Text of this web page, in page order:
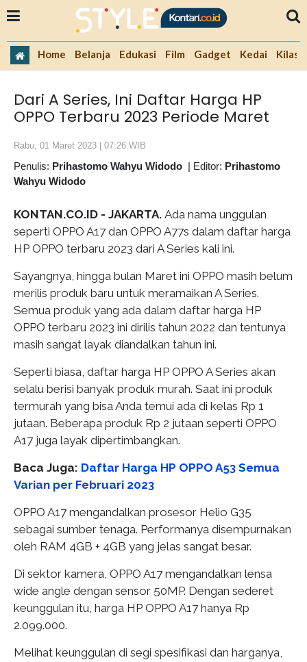
Home Belanja Edukasi Film Gadget Kedai Kilas
Dari A Series, Ini Daftar Harga HP
OPPO Terbaru 2023 Periode Maret
Rabu, 01 Maret 2023 | 07:26 WIB
Penulis: Prihastomo Wahyu Widodo | Editor: Prihastomo
Wahyu Widodo
KONTAN.CO.ID - JAKARTA. Ada nama unggulan
seperti OPPO A17 dan OPPO A77s dalam daftar harga
HP OPPO terbaru 2023 dari A Series kali ini.
Sayangnya, hingga bulan Maret ini OPPO masih belum
merilis produk baru untuk meramaikan A Series.
Semua produk yang ada dalam daftar harga HP
OPPO terbaru 2023 ini dirilis tahun 2022 dan tentunya
masih sangat layak diandalkan tahun ini.
Seperti biasa, daftar harga HP OPPO A Series akan
selalu berisi banyak produk murah. Saat ini produk
termurah yang bisa Anda temui ada di kelas Rp 1
jutaan. Beberapa produk Rp 2 jutaan seperti OPPO
A17 juga layak dipertimbangkan.
Baca Juga: Daftar Harga HP OPPO A53 Semua
Varian per Februari 2023
OPPO A17 mengandalkan prosesor Helio G35
sebagai sumber tenaga. Performanya disempurnakan
oleh RAM 4GB + 4GB yang jelas sangat besar.
Di sektor kamera, OPPO A17 mengandalkan lensa
wide angle dengan sensor 50MP. Dengan sederet
keunggulan itu, harga HP OPPO A17 hanya Rp
2.099.000.
Melihat keunggulan di segi spesifikasi dan harganya,